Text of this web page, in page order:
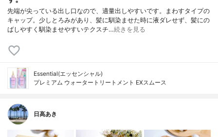
先端が尖っている出し口なので、適量出しやすいです。まわすタイプの
キャップ。少しとろみがあり、髪に馴染ませた時に液ダレせず、髪にの
ばしやすく馴染ませやすいテクスチ…続きを見る
Essential(エッセンシャル)
プレミアム ウォータートリートメント EXスムース
日高あき